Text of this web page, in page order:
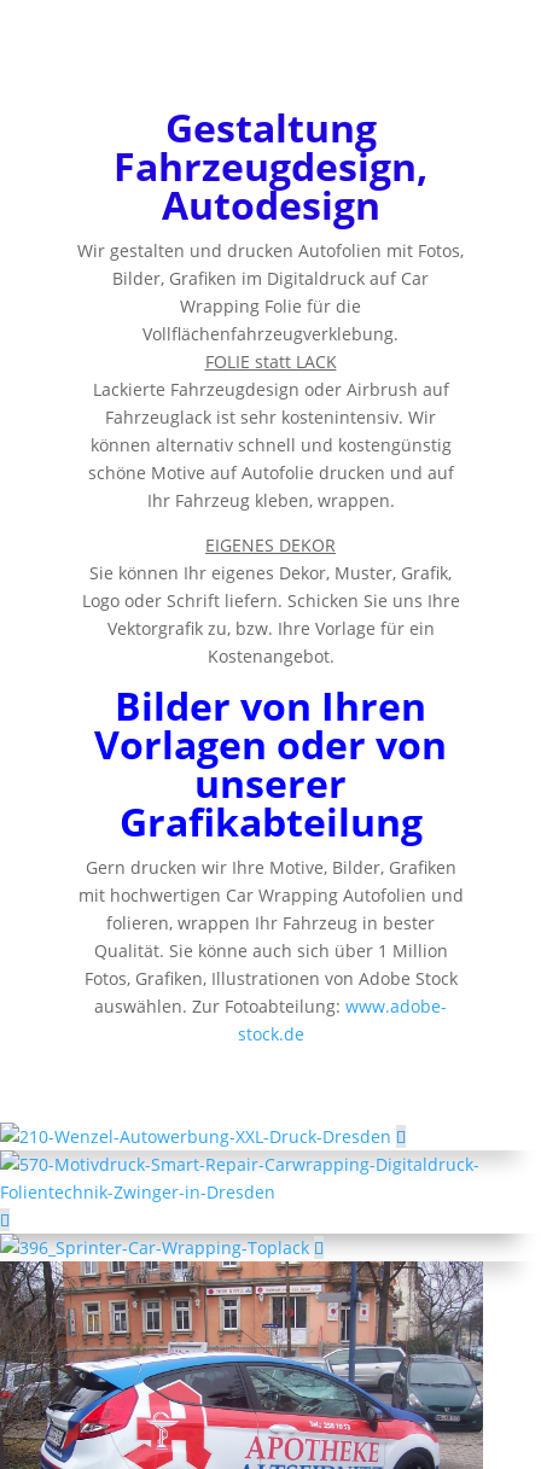
Gestaltung
Fahrzeugdesign,
Autodesign
Wir gestalten und drucken Autofolien mit Fotos,
Bilder, Grafiken im Digitaldruck auf Car
Wrapping Folie für die
Vollflächenfahrzeugverklebung.
FOLIE statt LACK
Lackierte Fahrzeugdesign oder Airbrush auf
Fahrzeuglack ist sehr kostenintensiv. Wir
können alternativ schnell und kostengünstig
schöne Motive auf Autofolie drucken und auf
Ihr Fahrzeug kleben, wrappen.
EIGENES DEKOR
Sie können Ihr eigenes Dekor, Muster, Grafik,
Logo oder Schrift liefern. Schicken Sie uns Ihre
Vektorgrafik zu, bzw. Ihre Vorlage für ein
Kostenangebot.
Bilder von Ihren
Vorlagen oder von
unserer
Grafikabteilung
Gern drucken wir Ihre Motive, Bilder, Grafiken
mit hochwertigen Car Wrapping Autofolien und
folieren, wrappen Ihr Fahrzeug in bester
Qualität. Sie könne auch sich über 1 Million
Fotos, Grafiken, Illustrationen von Adobe Stock
auswählen. Zur Fotoabteilung: www.adobe-
stock.de